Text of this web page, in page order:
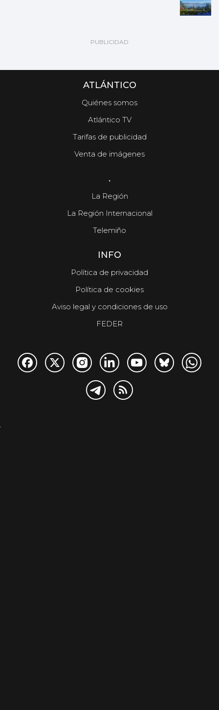
ATLÁNTICO
Quiénes somos
Atlántico TV
Tarifas de publicidad
Venta de imágenes
.
La Región
La Región Internacional
Telemiño
INFO
Política de privacidad
Política de cookies
Aviso legal y condiciones de uso
FEDER